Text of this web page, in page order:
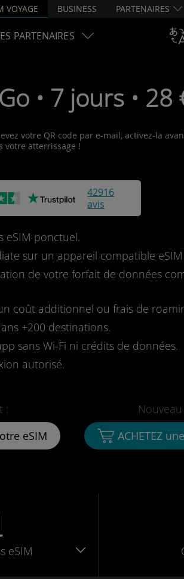
VOYAGE BUSINESS PARTENAIRES
PARTENAIRES
• 7 jours • 28
votre QR code par e-mail, activez-la
votre atterrissage !
42916
avis
eSIM ponctuel.
sur un appareil compatible
de votre forfait de données
coût additionnel ou frais de
+200 destinations.
sans Wi-Fi ni crédits de données.
autorisé.
:
eSIM
ACHETEZ
eSIM